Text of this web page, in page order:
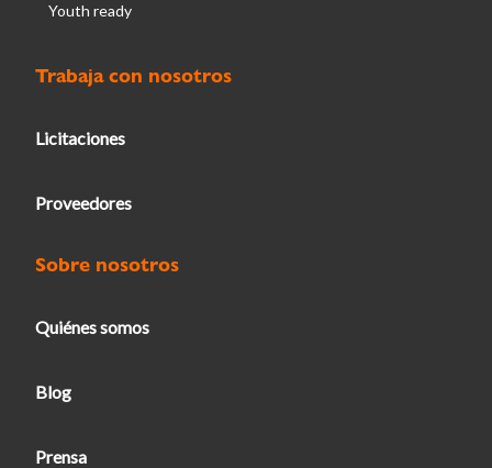
Youth ready
Trabaja con nosotros
Licitaciones
Proveedores
Sobre nosotros
Quiénes somos
Blog
Prensa